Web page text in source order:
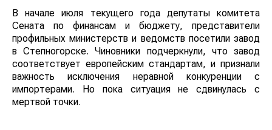
В начале июля текущего года депутаты комитета
Сената по финансам и бюджету, представители
профильных министерств и ведомств посетили завод
в Степногорске. Чиновники подчеркнули, что завод
соответствует европейским стандартам, и признали
важность исключения неравной конкуренции с
импортерами. Но пока ситуация не сдвинулась с
мертвой точки.